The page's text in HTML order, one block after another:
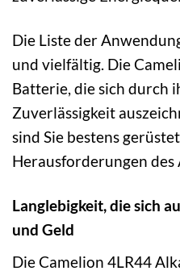
Die Liste der
und vielfältig. Die
Batterie, die sich durch
Zuverlässigkeit
sind Sie bestens
Herausforderungen des
Langlebigkeit, die sich
und Geld
Die Camelion 4LR44